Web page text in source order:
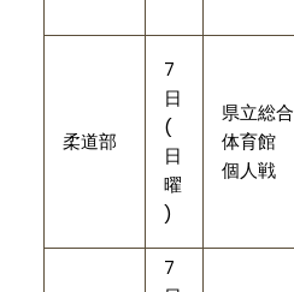
柔道部
7
日
(
日
曜
)
県立総合
体育館
個人戦
7